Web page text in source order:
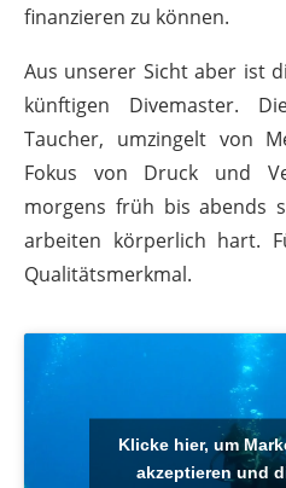
finanzieren zu können.
Aus unserer Sicht aber ist
künftigen Divemaster.
Taucher, umzingelt von
Fokus von Druck und
morgens früh bis abends
arbeiten körperlich hart.
Qualitätsmerkmal.
Klicke hier, um
akzeptieren und